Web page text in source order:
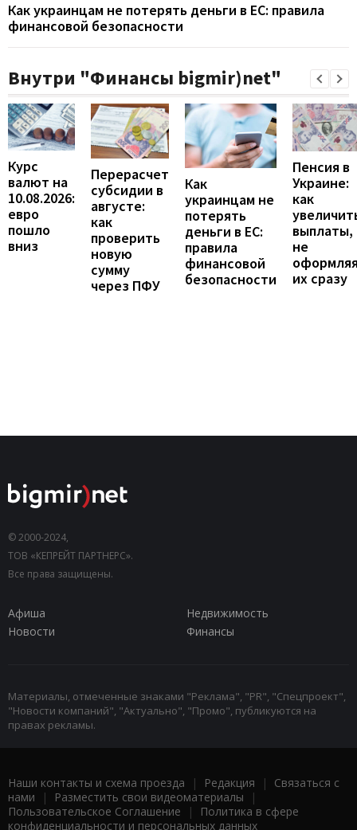
Как украинцам не потерять деньги в ЕС: правила
финансовой безопасности
Внутри "Финансы bigmir)net"
Курс
валют на
10.08.2026:
евро
пошло
вниз
Перерасчет
субсидии в
августе:
как
проверить
новую
сумму
через ПФУ
Как
украинцам не
потерять
деньги в ЕС:
правила
финансовой
безопасности
Пенсия в
Украине:
как
выплаты,
не
их сразу
© 2000-2024,
ТОВ «КЕПРЕЙТ ПАРТНЕРС».
Все права защищены.
Афиша
Недвижимость
Новости
Финансы
Материалы, отмеченные знаками "Реклама", "PR", "Спецпроект",
"Новости компаний", "Актуально", "Промо", публикуются на
правах рекламы.
Наши контакты и схема проезда | Редакция | Связаться с
нами | Разместить свои видеоматериалы |
Пользовательское Соглашение |
Политика в сфере
конфиденциальности и персональных данных